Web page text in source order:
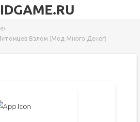
›
Взлом (Мод Много Денег)